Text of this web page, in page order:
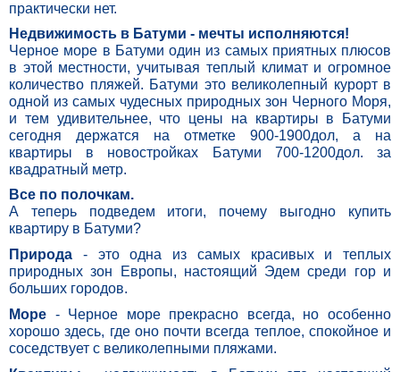
практически нет.
Недвижимость в Батуми - мечты исполняются!
Черное море в Батуми один из самых приятных плюсов
в этой местности, учитывая теплый климат и огромное
количество пляжей. Батуми это великолепный курорт в
одной из самых чудесных природных зон Черного Моря,
и тем удивительнее, что цены на квартиры в Батуми
сегодня держатся на отметке 900-1900дол, а на
квартиры в новостройках Батуми 700-1200дол. за
квадратный метр.
Все по полочкам.
А теперь подведем итоги, почему выгодно купить
квартиру в Батуми?
Природа - это одна из самых красивых и теплых
природных зон Европы, настоящий Эдем среди гор и
больших городов.
Море - Черное море прекрасно всегда, но особенно
хорошо здесь, где оно почти всегда теплое, спокойное и
соседствует с великолепными пляжами.